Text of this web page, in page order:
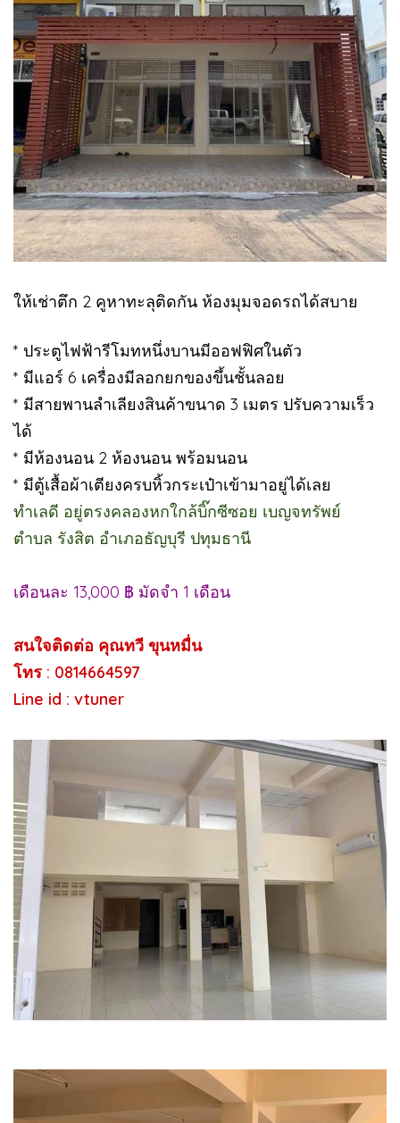
ให้เช่าตึก 2 คูหาทะลุติดกัน ห้องมุมจอดรถได้สบาย
* ประตูไฟฟ้ารีโมทหนึ่งบานมีออฟฟิศในตัว
* มีแอร์ 6 เครื่องมีลอกยกของขึ้นชั้นลอย
* มีสายพานลำเลียงสินค้าขนาด 3 เมตร ปรับความเร็ว
ได้
* มีห้องนอน 2 ห้องนอน พร้อมนอน
* มีตู้เสื้อผ้าเตียงครบหิ้วกระเป๋าเข้ามาอยู่ได้เลย
ทำเลดี อยู่ตรงคลองหกใกล้บิ๊กซีซอย เบญจทรัพย์
ตำบล รังสิต อำเภอธัญบุรี ปทุมธานี
เดือนละ 13,000 ฿ มัดจำ 1 เดือน
สนใจติดต่อ คุณทวี ขุนหมื่น
โทร : 0814664597
Line id : vtuner